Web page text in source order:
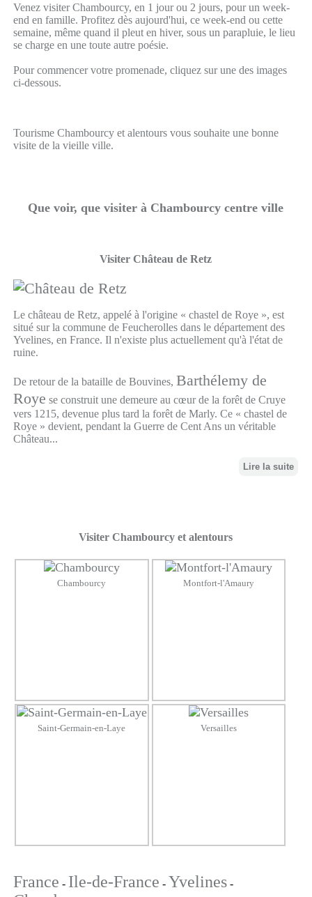
Venez visiter Chambourcy, en 1 jour ou 2 jours, pour un week-
end en famille. Profitez dès aujourd'hui, ce week-end ou cette
semaine, même quand il pleut en hiver, sous un parapluie, le lieu
se charge en une toute autre poésie.
Pour commencer votre promenade, cliquez sur une des images
ci-dessous.
Tourisme Chambourcy et alentours vous souhaite une bonne
visite de la vieille ville.
Que voir, que visiter à Chambourcy centre ville
Visiter Château de Retz
Le château de Retz, appelé à l'origine « chastel de Roye », est
situé sur la commune de Feucherolles dans le département des
Yvelines, en France. Il n'existe plus actuellement qu'à l'état de
ruine.
De retour de la bataille de Bouvines, Barthélemy de
Roye se construit une demeure au cœur de la forêt de Cruye
vers 1215, devenue plus tard la forêt de Marly. Ce « chastel de
Roye » devient, pendant la Guerre de Cent Ans un véritable
Château...
Lire la suite
Visiter Chambourcy et alentours
Chambourcy Montfort-l'Amaury
Saint-Germain-en-Laye Versailles
France - Ile-de-France - Yvelines-